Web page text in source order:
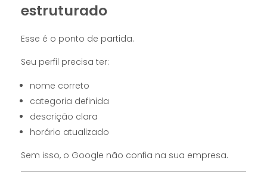
estruturado
Esse é o ponto de partida.
Seu perfil precisa ter:
nome correto
categoria definida
descrição clara
horário atualizado
Sem isso, o Google não confia na sua empresa.